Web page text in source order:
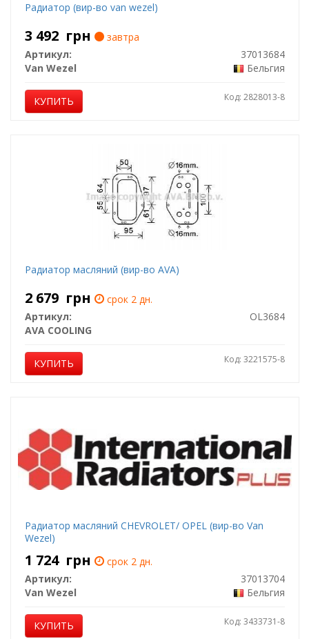
Радиатор (вир-во van wezel)
3 492 грн
завтра
Артикул:
37013684
Van Wezel
Бельгия
КУПИТЬ Код: 2828013-8
Радиатор масляний (вир-во AVA)
2 679 грн
срок 2 дн.
Артикул:
OL3684
AVA COOLING
КУПИТЬ Код: 3221575-8
Радиатор масляний CHEVROLET/ OPEL (вир-во Van
Wezel)
1 724 грн
срок 2 дн.
Артикул:
37013704
Van Wezel
Бельгия
КУПИТЬ Код: 3433731-8